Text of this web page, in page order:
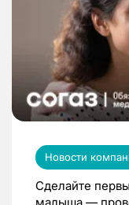
Новости
Сделайте
малыша —